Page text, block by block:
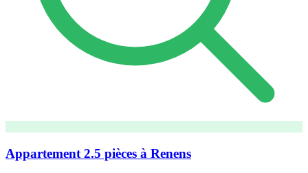
Appartement 2.5 pièces à Renens